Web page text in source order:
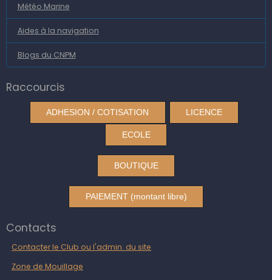
Météo Marine
Aides à la navigation
Blogs du CNPM
Raccourcis
ADHESION / COTISATION LICENCE
ECOLE
BOUTIQUE
PAIEMENT (montant libre)
Contacts
Contacter le Club ou l'admin. du site
Zone de Mouillage